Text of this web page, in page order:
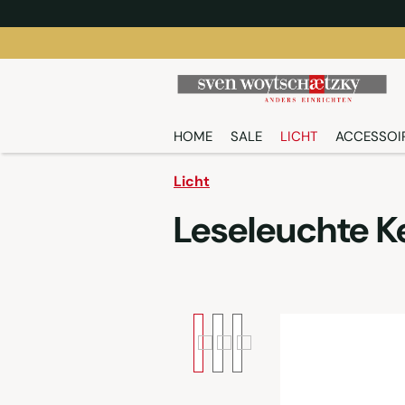
HOME SALE LICHT
Licht
Leseleuchte